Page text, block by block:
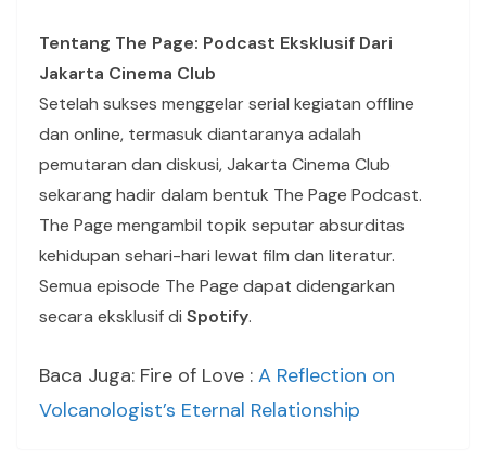
Tentang The Page: Podcast Eksklusif Dari
Jakarta Cinema Club
Setelah sukses menggelar serial kegiatan offline
dan online, termasuk diantaranya adalah
pemutaran dan diskusi, Jakarta Cinema Club
sekarang hadir dalam bentuk The Page Podcast.
The Page mengambil topik seputar absurditas
kehidupan sehari-hari lewat film dan literatur.
Semua episode The Page dapat didengarkan
secara eksklusif di Spotify.
Baca Juga: Fire of Love : A Reflection on
Volcanologist’s Eternal Relationship